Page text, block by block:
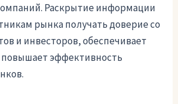
Раскрытие информации
рынка получать доверие со
и инвесторов, обеспечивает
эффективность